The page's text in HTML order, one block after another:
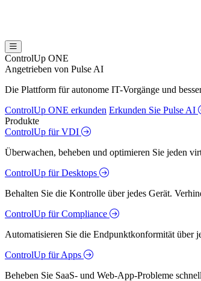
ControlUp ONE
Angetrieben von Pulse AI
Die Plattform für autonome IT-Vorgänge und
ControlUp ONE erkunden Erkunden Sie Pulse AI
Produkte
ControlUp für VDI
Überwachen, beheben und optimieren Sie jeden
ControlUp für Desktops
Behalten Sie die Kontrolle über jedes Gerät.
ControlUp für Compliance
Automatisieren Sie die Endpunktkonformität über
ControlUp für Apps
Beheben Sie SaaS- und Web-App-Probleme